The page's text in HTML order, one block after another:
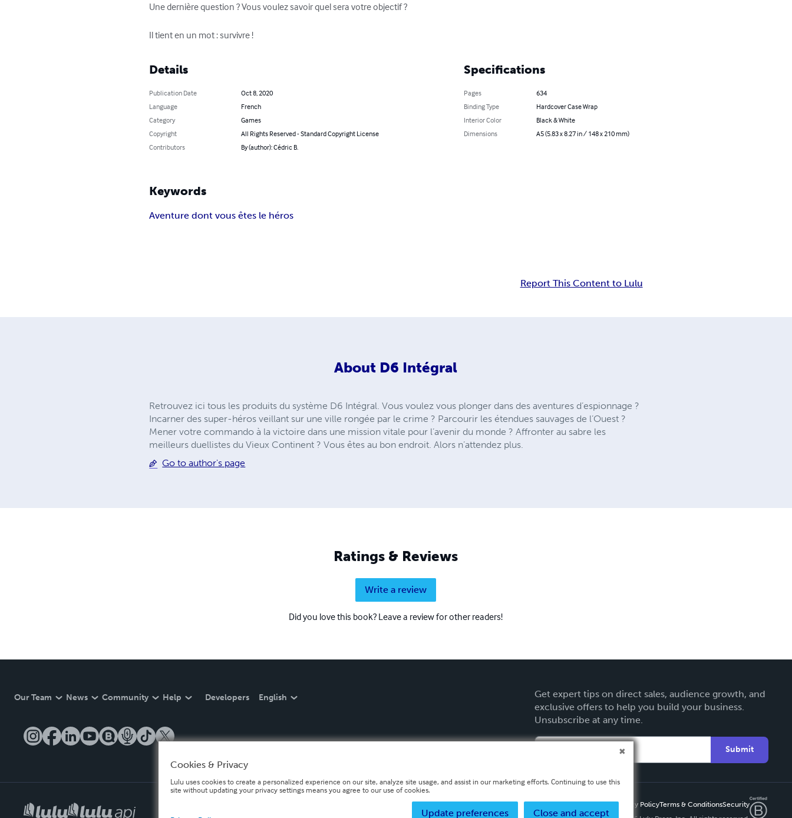
Une dernière question ? Vous voulez savoir quel sera votre objectif ?
Il tient en un mot : survivre !
Details
Publication Date
Oct 8, 2020
Language
French
Category
Games
Copyright
All Rights Reserved - Standard Copyright License
Contributors
By (author): Cédric B.
Specifications
Pages
634
Binding Type
Hardcover Case Wrap
Interior Color
Black & White
Dimensions
A5 (5.83 x 8.27 in / 148 x 210 mm)
Keywords
Aventure dont vous êtes le héros
Report This Content to Lulu
About D6 Intégral
Retrouvez ici tous les produits du système D6 Intégral. Vous voulez vous plonger dans des aventures d’espionnage ?
Incarner des super-héros veillant sur une ville rongée par le crime ? Parcourir les étendues sauvages de l’Ouest ?
Mener votre commando à la victoire dans une mission vitale pour l’avenir du monde ? Affronter au sabre les
meilleurs duellistes du Vieux Continent ? Vous êtes au bon endroit. Alors n’attendez plus.
Go to author's page
Ratings & Reviews
Write a review
Did you love this book? Leave a review for other readers!
Our Team News Community Help Developers English
Get expert tips on direct sales, audience growth, and
exclusive offers to help you build your business.
Unsubscribe at any time.
Submit
Privacy PolicyTerms & ConditionsSecurity
Cookies & Privacy
Lulu uses cookies to create a personalized experience on our site, analyze site usage, and assist in our marketing efforts. Continuing to use this
site without updating your privacy settings means you agree to our use of cookies.
Close and accept
Update preferences